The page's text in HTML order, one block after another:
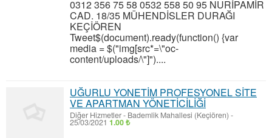
0312 356 75 58 0532 558 50 95 NURİPAMİR
CAD. 18/35 MÜHENDİSLER DURAĞI
KEÇİÖREN
Tweet$(document).ready(function() {var
media = $("img[src*=\"oc-
content/uploads/\"]")....
UĞURLU YONETİM PROFESYONEL SİTE
VE APARTMAN YÖNETİCİLİĞİ
Diğer Hizmetler- Bademlik Mahallesi (Keçiören) -
25/03/2021 1.00 ₺